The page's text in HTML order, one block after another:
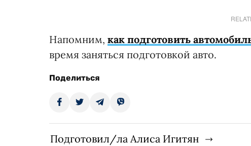
Напомним, как подготовить
время заняться подготовкой авто.
Поделиться
Подготовил/ла Алиса Игитян